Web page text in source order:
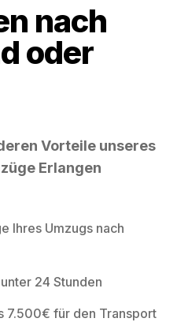
nach
oder
Vorteile unseres
Erlangen
Ihres Umzugs nach
24 Stunden
7.500€ für den Transport